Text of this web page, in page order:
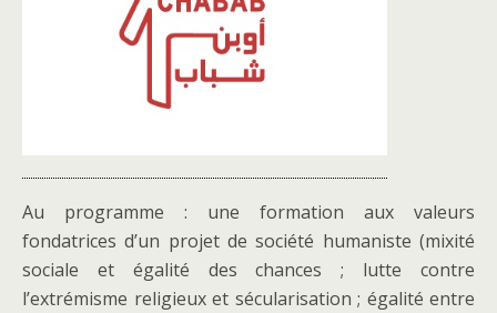
Au programme : une formation aux valeurs
fondatrices d’un projet de société humaniste (mixité
sociale et égalité des chances ; lutte contre
l’extrémisme religieux et sécularisation ; égalité entre